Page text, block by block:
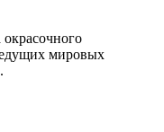
мировых